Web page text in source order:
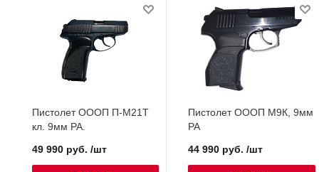
Пистолет ОООП П-М21Т
кл. 9мм РА.
49 990 руб. /шт
Пистолет ОООП М9К, 9мм
РА
44 990 руб. /шт